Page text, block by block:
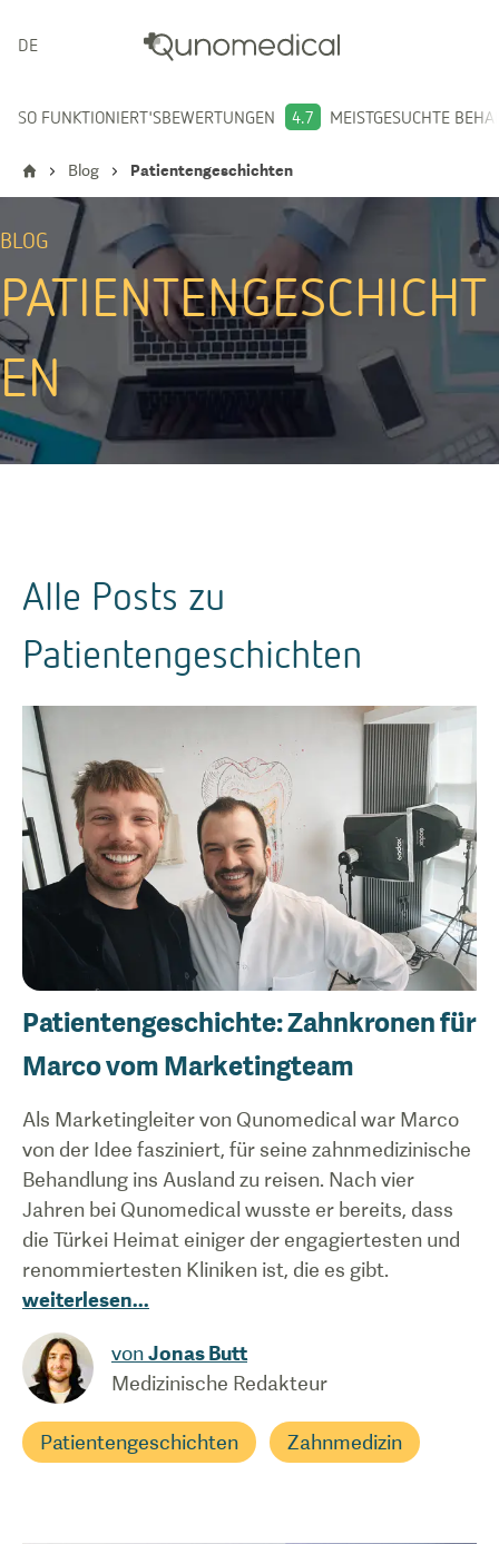
DEUTSCH
SO FUNKTIONIERT'SBEWERTUNGEN 4.7 MEISTGESUCHTE
Blog Patientengeschichten
BLOG
PATIENTENGESCHICHT
EN
Alle Posts zu
Patientengeschichten
Patientengeschichte: Zahnkronen für
Marco vom Marketingteam
Als Marketingleiter von Qunomedical war Marco
von der Idee fasziniert, für seine zahnmedizinische
Behandlung ins Ausland zu reisen. Nach vier
Jahren bei Qunomedical wusste er bereits, dass
die Türkei Heimat einiger der engagiertesten und
renommiertesten Kliniken ist, die es gibt.
weiterlesen...
vonJonas Butt
Medizinische Redakteur
Patientengeschichten Zahnmedizin